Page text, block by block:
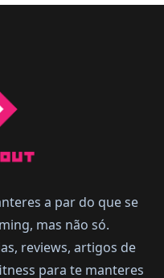
a par do que se
mas não só.
reviews, artigos de
para te manteres